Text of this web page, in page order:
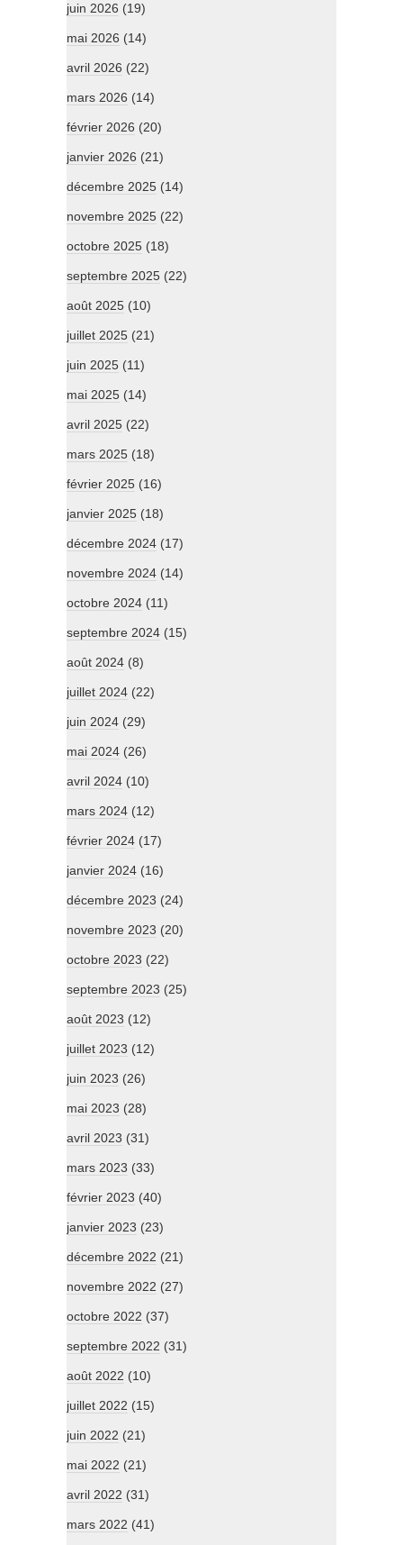
juin 2026 (19)
mai 2026 (14)
avril 2026 (22)
mars 2026 (14)
février 2026 (20)
janvier 2026 (21)
décembre 2025 (14)
novembre 2025 (22)
octobre 2025 (18)
septembre 2025 (22)
août 2025 (10)
juillet 2025 (21)
juin 2025 (11)
mai 2025 (14)
avril 2025 (22)
mars 2025 (18)
février 2025 (16)
janvier 2025 (18)
décembre 2024 (17)
novembre 2024 (14)
octobre 2024 (11)
septembre 2024 (15)
août 2024 (8)
juillet 2024 (22)
juin 2024 (29)
mai 2024 (26)
avril 2024 (10)
mars 2024 (12)
février 2024 (17)
janvier 2024 (16)
décembre 2023 (24)
novembre 2023 (20)
octobre 2023 (22)
septembre 2023 (25)
août 2023 (12)
juillet 2023 (12)
juin 2023 (26)
mai 2023 (28)
avril 2023 (31)
mars 2023 (33)
février 2023 (40)
janvier 2023 (23)
décembre 2022 (21)
novembre 2022 (27)
octobre 2022 (37)
septembre 2022 (31)
août 2022 (10)
juillet 2022 (15)
juin 2022 (21)
mai 2022 (21)
avril 2022 (31)
mars 2022 (41)